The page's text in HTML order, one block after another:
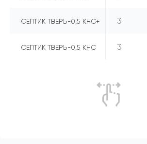
СЕПТИК ТВЕРЬ-0,5 КНС+ 3
СЕПТИК ТВЕРЬ-0,5 КНС 3